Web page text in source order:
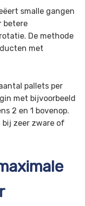
smalle gangen
betere
De methode
met
pallets per
met bijvoorbeeld
2 en 1 bovenop.
zeer zware of